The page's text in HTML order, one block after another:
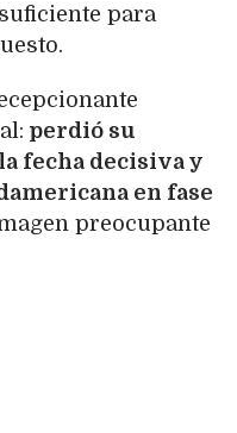
para
perdió su
fecha decisiva y
en fase
preocupante